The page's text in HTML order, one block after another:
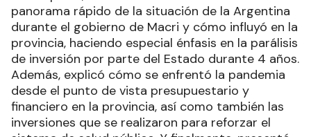
panorama rápido de la situación de la Argentina
durante el gobierno de Macri y cómo influyó en la
provincia, haciendo especial énfasis en la parálisis
de inversión por parte del Estado durante 4 años.
Además, explicó cómo se enfrentó la pandemia
desde el punto de vista presupuestario y
financiero en la provincia, así como también las
inversiones que se realizaron para reforzar el